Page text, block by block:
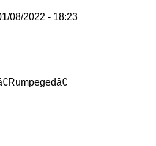
08/2022 - 18:23